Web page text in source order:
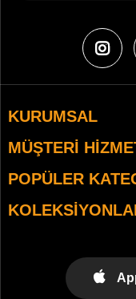
KURUMSAL
MÜŞTERI
POPÜLER